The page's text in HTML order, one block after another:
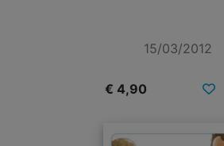
15/03/2012
€ 4,90